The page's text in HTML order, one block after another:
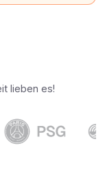
lieben es!